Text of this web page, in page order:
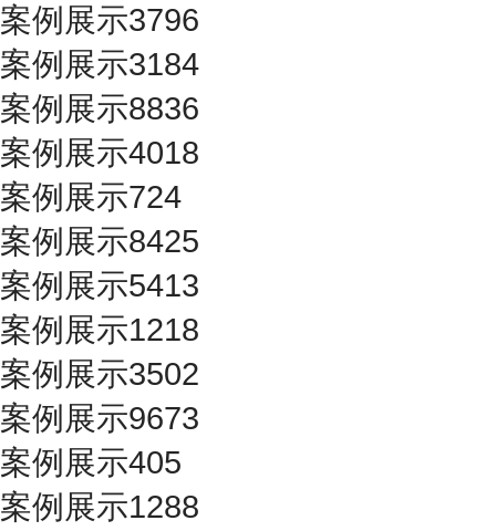
案例展示3796
案例展示3184
案例展示8836
案例展示4018
案例展示724
案例展示8425
案例展示5413
案例展示1218
案例展示3502
案例展示9673
案例展示405
案例展示1288